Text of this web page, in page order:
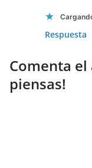
Respuesta
Comenta
piensas!